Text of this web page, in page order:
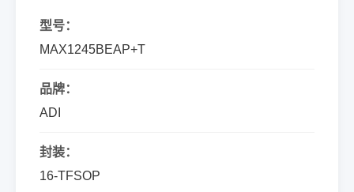
型号：
MAX1245BEAP+T
品牌：
ADI
封装：
16-TFSOP